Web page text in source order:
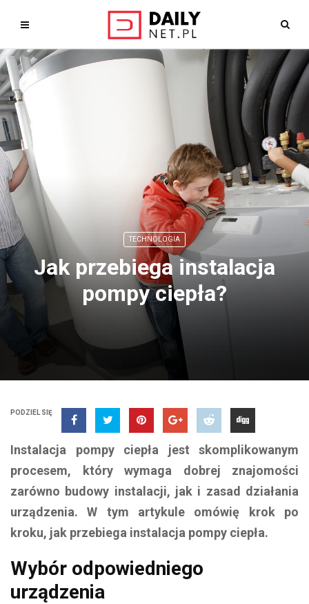
TECHNOLOGIA
Jak przebiega instalacja
pompy ciepła?
PODZIEL SIĘ
Instalacja pompy ciepła jest skomplikowanym
procesem, który wymaga dobrej znajomości
zarówno budowy instalacji, jak i zasad działania
urządzenia. W tym artykule omówię krok po
kroku, jak przebiega instalacja pompy ciepła.
Wybór odpowiedniego
urządzenia